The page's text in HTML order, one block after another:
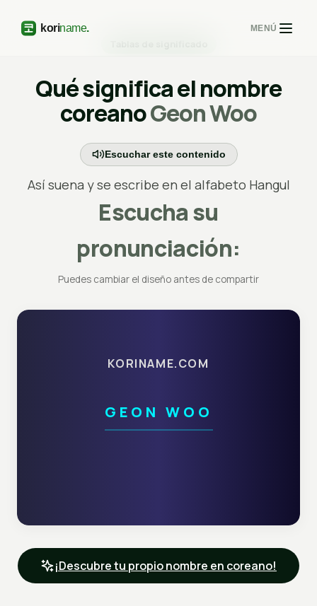
MENÚ
Qué significa el nombre
coreanoGeon Woo
Escuchar este contenido
Así suena y se escribe en el alfabeto Hangul
Escucha su
pronunciación:
Puedes cambiar el diseño antes de compartir
KORINAME.COM
GEON WOO
¡Descubre tu propio nombre en coreano!